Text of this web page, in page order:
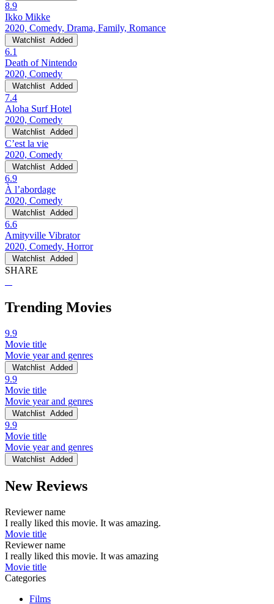
8.9
Ikko Mikke
2020, Comedy, Drama, Family, Romance
Watchlist Added
6.1
Death of Nintendo
2020, Comedy
Watchlist Added
7.4
Aloha Surf Hotel
2020, Comedy
Watchlist Added
C’est la vie
2020, Comedy
Watchlist Added
6.9
À l’abordage
2020, Comedy
Watchlist Added
6.6
Amityville Vibrator
2020, Comedy, Horror
Watchlist Added
SHARE
Trending Movies
9.9
Movie title
Movie year and genres
Watchlist Added
9.9
Movie title
Movie year and genres
Watchlist Added
9.9
Movie title
Movie year and genres
Watchlist Added
New Reviews
Reviewer name
I really liked this movie. It was amazing.
Movie title
Reviewer name
I really liked this movie. It was amazing
Movie title
Categories
Films